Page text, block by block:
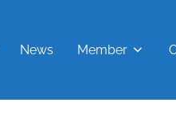
News Member